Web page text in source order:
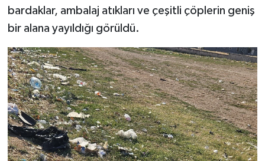
bardaklar, ambalaj atıkları ve çeşitli çöplerin geniş
bir alana yayıldığı görüldü.